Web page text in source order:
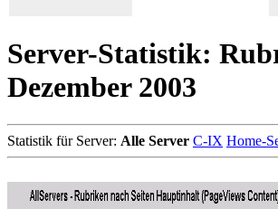
Server-Statistik:
Dezember 2003
Statistik für Server: Alle Server C-IX Home-